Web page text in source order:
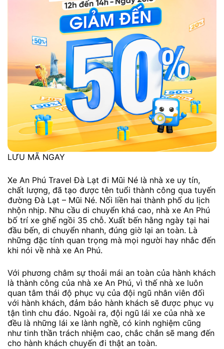
LƯU MÃ NGAY
Xe An Phú Travel Đà Lạt đi Mũi Né là nhà xe uy tín,
chất lượng, đã tạo được tên tuổi thành công qua tuyến
đường Đà Lạt – Mũi Né. Nối liền hai thành phố du lịch
nhộn nhịp. Nhu cầu di chuyển khá cao, nhà xe An Phú
bố trí xe ghế ngồi 35 chỗ. Xuất bến hằng ngày tại hai
đầu bến, di chuyển nhanh, đúng giờ lại an toàn. Là
những đặc tính quan trọng mà mọi người hay nhắc đến
khi nói về nhà xe An Phú.
Với phương châm sự thoải mái an toàn của hành khách
là thành công của nhà xe An Phú, vì thế nhà xe luôn
quan tâm thái độ phục vụ của đội ngũ nhân viên đối
với hành khách, đảm bảo hành khách sẽ được phục vụ
tận tình chu đáo. Ngoài ra, đội ngũ lái xe của nhà xe
đều là những lái xe lành nghề, có kinh nghiệm cũng
như tinh thần trách nhiệm cao, chắc chắn sẽ mang đến
cho hành khách chuyến đi thật an toàn.